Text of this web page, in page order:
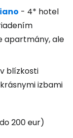
- 4* hotel
apartmány, ale
blízkosti
izbami
200 eur)